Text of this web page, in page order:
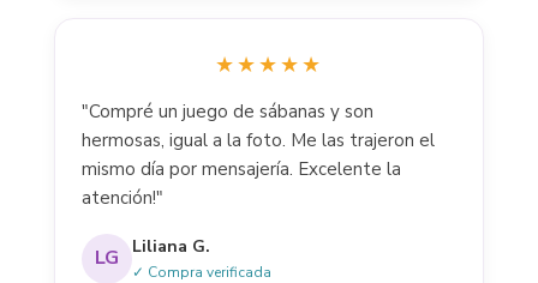
★★★★★
"Compré un juego de sábanas y son
hermosas, igual a la foto. Me las trajeron el
mismo día por mensajería. Excelente la
atención!"
LG Liliana G.
✓ Compra verificada